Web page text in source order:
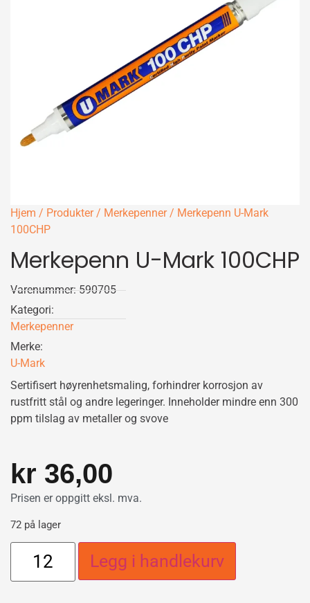
Hjem / Produkter/ Merkepenner/ Merkepenn U-Mark
100CHP
Merkepenn U-Mark 100CHP
Varenummer: 590705
Kategori:
Merkepenner
Merke:
U-Mark
Sertifisert høyrenhetsmaling, forhindrer korrosjon av
rustfritt stål og andre legeringer. Inneholder mindre enn 300
ppm tilslag av metaller og svove
kr 36,00
Prisen er oppgitt eksl. mva.
72 på lager
Legg i handlekurv